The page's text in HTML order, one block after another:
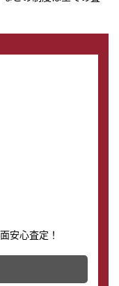
安心査定！
では、時計販売の
得に新しい時計